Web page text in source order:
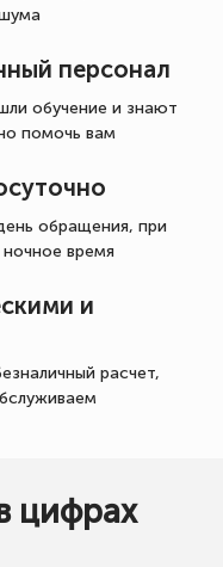
персонал
обучение и знают
помочь вам
обращения, при
время
и
расчет,
цифрах